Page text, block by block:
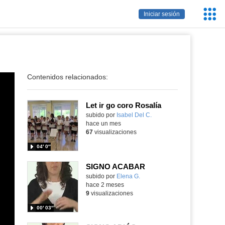
Iniciar sesión
Contenidos relacionados:
Let ir go coro Rosalía
Contenido educativo.
subido por Isabel Del C.
04′ 0″
hace un mes
67visualizaciones
SIGNO ACABAR
Contenido educativo.
subido por Elena G.
00′ 03″
hace 2 meses
9visualizaciones